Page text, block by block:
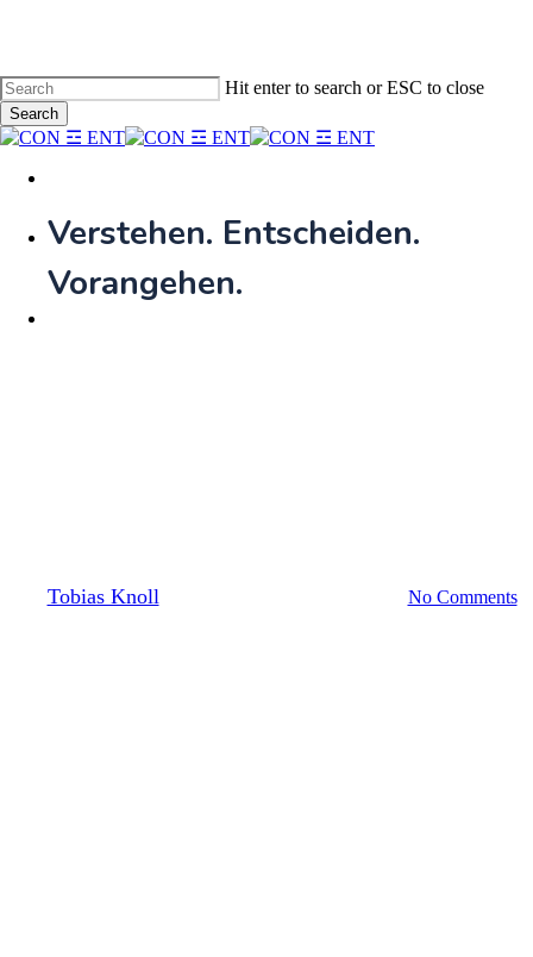
content
Hit enter to search or ESC to close
Search
Close
Menu
Verstehen. Entscheiden.
Vorangehen.​
Tobias Knoll No Comments